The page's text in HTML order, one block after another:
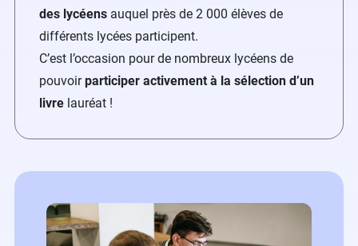
des lycéens auquel près de 2 000 élèves de
différents lycées participent.
C’est l’occasion pour de nombreux lycéens de
pouvoirparticiper activement à la sélection d’un
livre lauréat !